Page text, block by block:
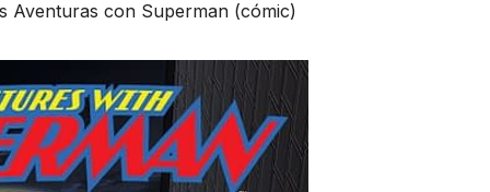
Aventuras con Superman (cómic)